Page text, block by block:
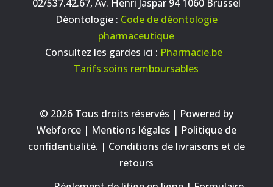
02/537.42.67, Av. Henri Jaspar 94 1060 Brussel
Déontologie : Code de déontologie
pharmaceutique
Consultez les gardes ici : Pharmacie.be
Tarifs soins remboursables
© 2026 Tous droits réservés | Powered by
Webforce | Mentions légales | Politique de
confidentialité. | Conditions de livraisons et de
retours